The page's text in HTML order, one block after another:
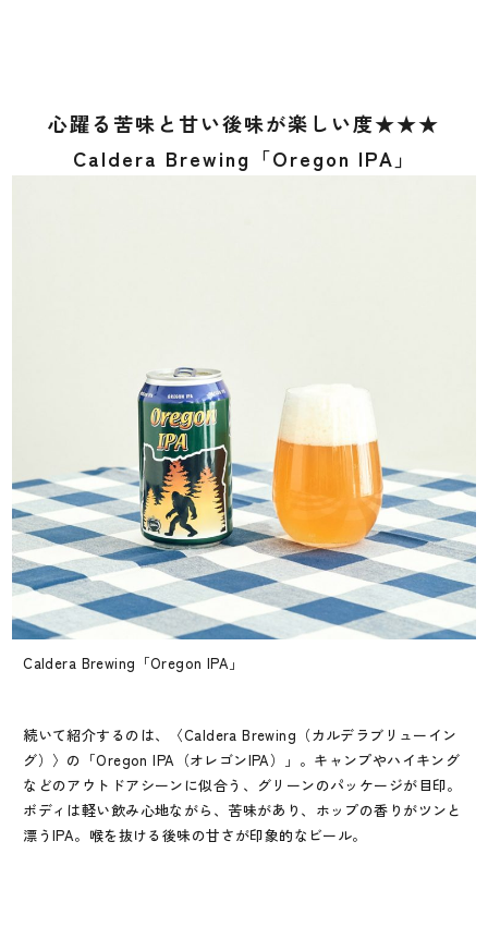
心躍る苦味と甘い後味が楽しい度★★★
Caldera Brewing「Oregon IPA」
Caldera Brewing「Oregon IPA」
続いて紹介するのは、〈Caldera Brewing（カルデラブリューイン
グ）〉の「Oregon IPA（オレゴンIPA）」。キャンプやハイキング
などのアウトドアシーンに似合う、グリーンのパッケージが目印。
ボディは軽い飲み心地ながら、苦味があり、ホップの香りがツンと
漂うIPA。喉を抜ける後味の甘さが印象的なビール。